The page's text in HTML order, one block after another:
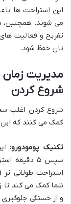
این استراحت ها
می شوند. همچنین،
تفریح و فعالیت
تان حفظ شود.
مدیریت زمان
شروع کردن
شروع کردن اغلب
کمک می کنند که
تکنیک پومودورو:
سپس ۵
شما کمک می کند تا
و از خستگی جلوگیری